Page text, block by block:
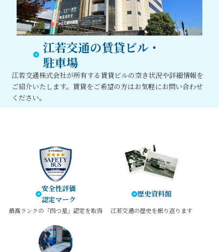
江若交通の賃貸ビル・
駐⾞場
江若交通株式会社が所有する賃貸ビルの空き状況や詳細情報を
ご紹介いたします。 賃貸をご希望の⽅はお気軽にお問い合わせ
ください。
安全性評価
認定マーク
最⾼ランクの「四つ星」認定を取得
歴史資料館
江若交通の歴史を振り返ります